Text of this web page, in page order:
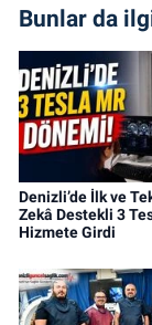
Bunlar da
Denizli’de İlk ve
Zekâ Destekli 3
Hizmete Girdi